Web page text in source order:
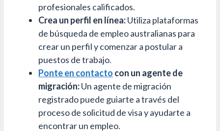
profesionales calificados.
Crea un perfil en línea:Utiliza plataformas
de búsqueda de empleo australianas para
crear un perfil y comenzar a postular a
puestos de trabajo.
Ponte en contacto con un agente de
migración:Un agente de migración
registrado puede guiarte a través del
proceso de solicitud de visa y ayudarte a
encontrar un empleo.